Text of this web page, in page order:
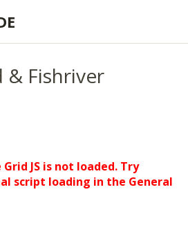
& Fishriver
JS is not loaded. Try
script loading in the General